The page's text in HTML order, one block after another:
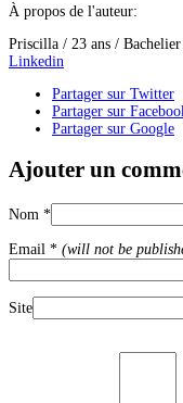
À propos de l'auteur:
Priscilla / 23 ans /
Linkedin
Partager sur Twitter
Partager sur
Partager sur Google
Ajouter un
Nom *
Email * (will not be
Site